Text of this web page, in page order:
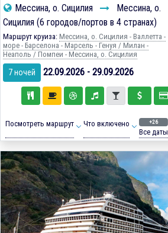
Мессина, о. Сицилия
Мессина, о.
Сицилия (6 городов/портов в 4 странах)
Маршрут круиза: Мессина, о. Сицилия - Валлетта -
море - Барселона - Марсель - Генуя / Милан -
Неаполь / Помпеи - Мессина, о. Сицилия
7 ночей 22.09.2026 - 29.09.2026
Посмотреть маршрут Что включено +26
Все даты